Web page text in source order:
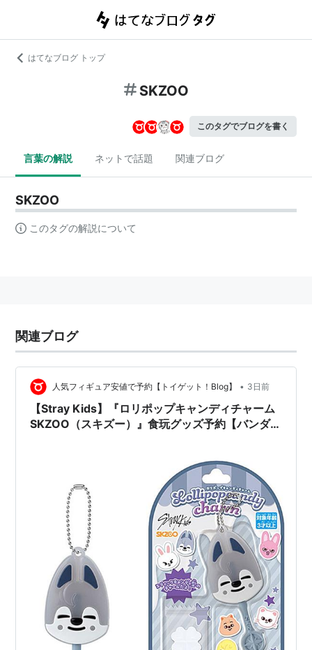
はてなブログ トップ
SKZOO
このタグでブログを書く
言葉の解説 ネットで話題 関連ブログ
SKZOO
このタグの解説について
関連ブログ
人気フィギュア安値で予約【トイゲット！Blog】 • 3日前
【Stray Kids】『ロリポップキャンディチャーム
SKZOO（スキズー）』食玩グッズ予約【バンダ